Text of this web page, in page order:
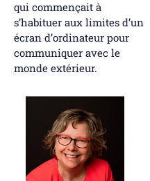
qui commençait à
s’habituer aux limites d’un
écran d’ordinateur pour
communiquer avec le
monde extérieur.